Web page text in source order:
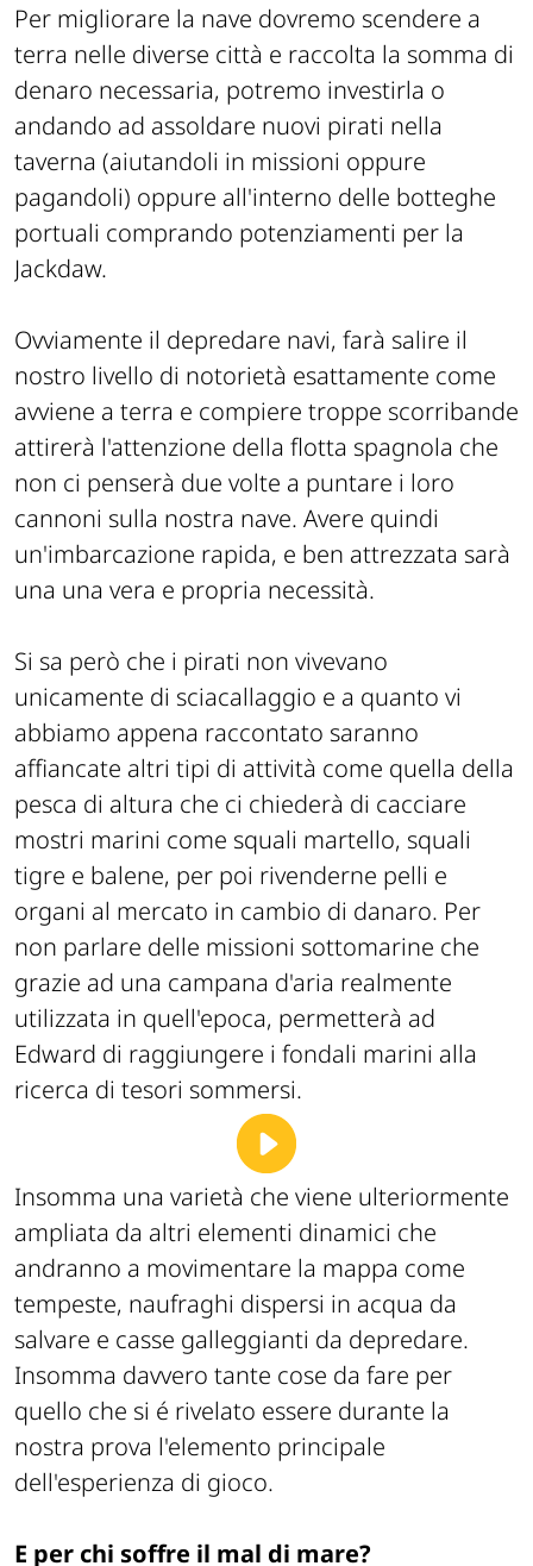
Per migliorare la nave dovremo scendere a
terra nelle diverse città e raccolta la somma di
denaro necessaria, potremo investirla o
andando ad assoldare nuovi pirati nella
taverna (aiutandoli in missioni oppure
pagandoli) oppure all'interno delle botteghe
portuali comprando potenziamenti per la
Jackdaw.
Ovviamente il depredare navi, farà salire il
nostro livello di notorietà esattamente come
avviene a terra e compiere troppe scorribande
attirerà l'attenzione della flotta spagnola che
non ci penserà due volte a puntare i loro
cannoni sulla nostra nave. Avere quindi
un'imbarcazione rapida, e ben attrezzata sarà
una una vera e propria necessità.
Si sa però che i pirati non vivevano
unicamente di sciacallaggio e a quanto vi
abbiamo appena raccontato saranno
affiancate altri tipi di attività come quella della
pesca di altura che ci chiederà di cacciare
mostri marini come squali martello, squali
tigre e balene, per poi rivenderne pelli e
organi al mercato in cambio di danaro. Per
non parlare delle missioni sottomarine che
grazie ad una campana d'aria realmente
utilizzata in quell'epoca, permetterà ad
Edward di raggiungere i fondali marini alla
ricerca di tesori sommersi.
Insomma una varietà che viene ulteriormente
ampliata da altri elementi dinamici che
andranno a movimentare la mappa come
tempeste, naufraghi dispersi in acqua da
salvare e casse galleggianti da depredare.
Insomma davvero tante cose da fare per
quello che si é rivelato essere durante la
nostra prova l'elemento principale
dell'esperienza di gioco.
E per chi soffre il mal di mare?